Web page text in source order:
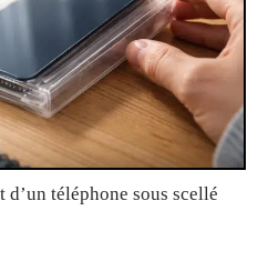
d’un téléphone sous scellé